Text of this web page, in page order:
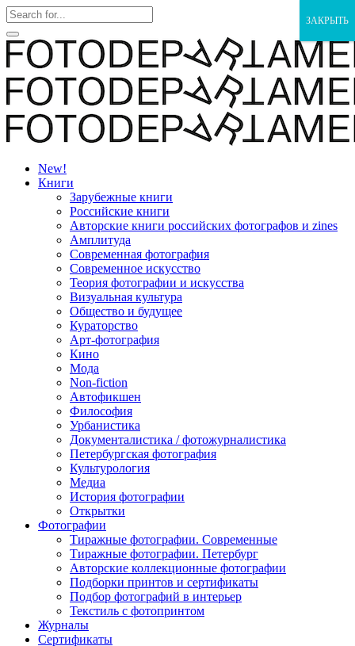
New!
Книги
Зарубежные книги
Российские книги
Авторские книги российских фотографов и zines
Амплитуда
Современная фотография
Современное искусство
Теория фотографии и искусства
Визуальная культура
Общество и будущее
Кураторство
Арт-фотография
Кино
Мода
Non-fiction
Автофикшен
Философия
Урбанистика
Документалистика / фотожурналистика
Петербургская фотография
Культурология
Медиа
История фотографии
Открытки
Фотографии
Тиражные фотографии. Современные
Тиражные фотографии. Петербург
Авторские коллекционные фотографии
Подборки принтов и сертификаты
Подбор фотографий в интерьер
Текстиль с фотопринтом
Журналы
Сертификаты
ЗАКРЫТЬ